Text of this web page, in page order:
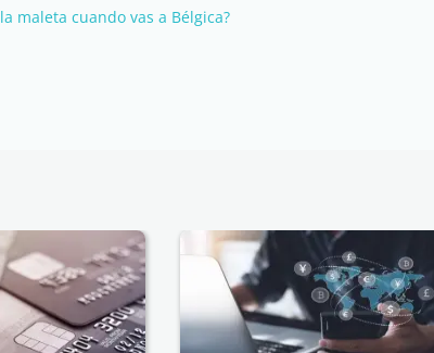
maleta cuando vas a Bélgica?